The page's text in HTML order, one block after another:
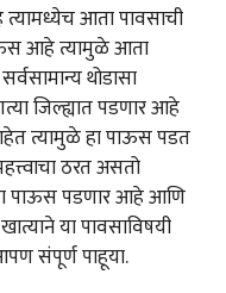
आता पावसाची
आहे त्यामुळे आता
थोडासा
जिल्ह्यात पडणार आहे
त्यामुळे हा पाऊस पडत
ठरत असतो
पाऊस पडणार आहे आणि
या पावसाविषयी
संपूर्ण पाहूया.